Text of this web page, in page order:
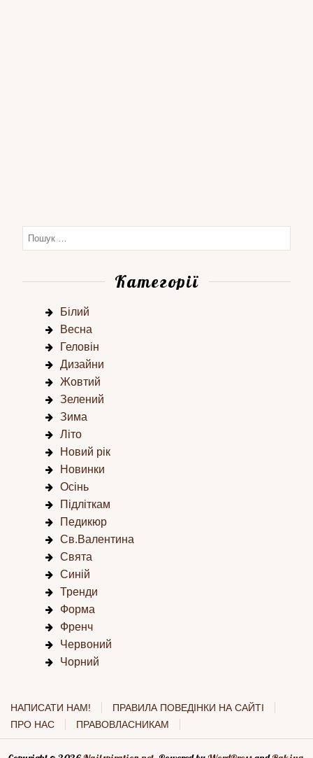
Категорії
Білий
Весна
Геловін
Дизайни
Жовтий
Зелений
Зима
Літо
Новий рік
Новинки
Осінь
Підліткам
Педикюр
Св.Валентина
Свята
Синій
Тренди
Форма
Френч
Червоний
Чорний
НАПИСАТИ НАМ!
ПРАВИЛА ПОВЕДІНКИ НА САЙТІ
ПРО НАС
ПРАВОВЛАСНИКАМ